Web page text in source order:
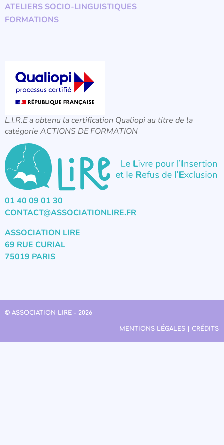
ATELIERS SOCIO-LINGUISTIQUES
FORMATIONS
L.I.R.E a obtenu la certification Qualiopi au titre de la
catégorie ACTIONS DE FORMATION
01 40 09 01 30
CONTACT@ASSOCIATIONLIRE.FR
ASSOCIATION LIRE
69 RUE CURIAL
75019 PARIS
© ASSOCIATION LIRE - 2026
MENTIONS LÉGALES | CRÉDITS